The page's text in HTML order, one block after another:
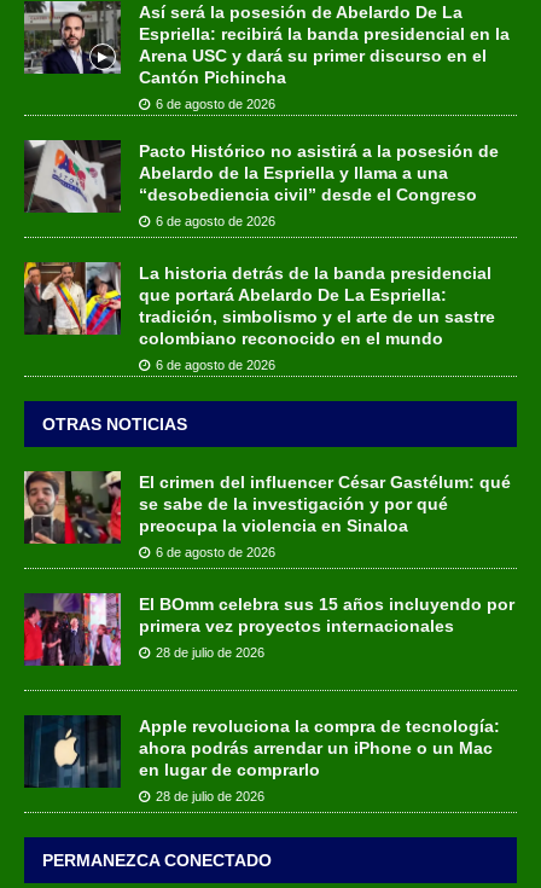
Así será la posesión de Abelardo De La
Espriella: recibirá la banda presidencial en la
Arena USC y dará su primer discurso en el
Cantón Pichincha
6 de agosto de 2026
Pacto Histórico no asistirá a la posesión de
Abelardo de la Espriella y llama a una
“desobediencia civil” desde el Congreso
6 de agosto de 2026
La historia detrás de la banda presidencial
que portará Abelardo De La Espriella:
tradición, simbolismo y el arte de un sastre
colombiano reconocido en el mundo
6 de agosto de 2026
OTRAS NOTICIAS
El crimen del influencer César Gastélum: qué
se sabe de la investigación y por qué
preocupa la violencia en Sinaloa
6 de agosto de 2026
El BOmm celebra sus 15 años incluyendo por
primera vez proyectos internacionales
28 de julio de 2026
Apple revoluciona la compra de tecnología:
ahora podrás arrendar un iPhone o un Mac
en lugar de comprarlo
28 de julio de 2026
PERMANEZCA CONECTADO